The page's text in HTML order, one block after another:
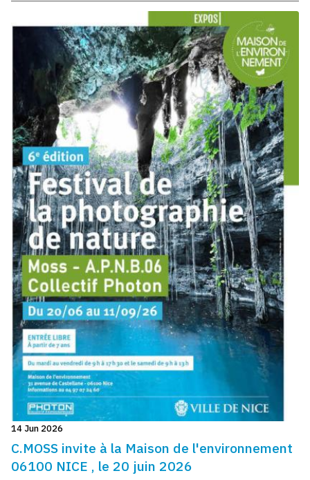
14 Jun 2026
C.MOSS invite à la Maison de l'environnement
06100 NICE , le 20 juin 2026